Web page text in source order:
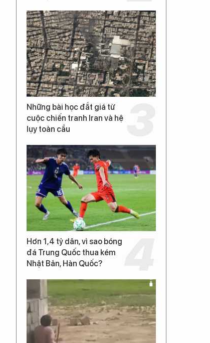
Những bài học đắt giá từ
cuộc chiến tranh Iran và hệ
lụy toàn cầu
Hơn 1,4 tỷ dân, vì sao bóng
đá Trung Quốc thua kém
Nhật Bản, Hàn Quốc?